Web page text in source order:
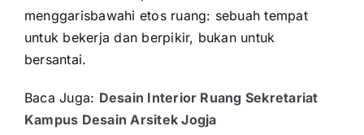
menggarisbawahi etos ruang: sebuah tempat
untuk bekerja dan berpikir, bukan untuk
bersantai.
Baca Juga: Desain Interior Ruang Sekretariat
Kampus Desain Arsitek Jogja